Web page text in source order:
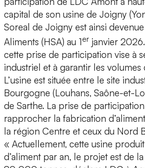
capital de son usine de Joigny
Soreal de Joigny est ainsi
Aliments (HSA) au 1er janvier
cette prise de participation vise à
industriel et à garantir les
L’usine est située entre le site
Bourgogne (Louhans, Saône-et-
de Sarthe. La prise de
rapprocher la fabrication
la région Centre et ceux du Nord
« Actuellement, cette usine
d’aliment par an, le projet est de